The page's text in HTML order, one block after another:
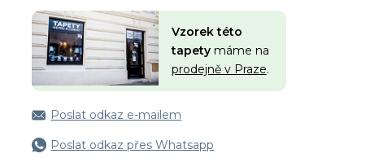
Vzorek této
tapetymáme na
prodejně v Praze.
Poslat odkaz e-mailem
Poslat odkaz přes Whatsapp